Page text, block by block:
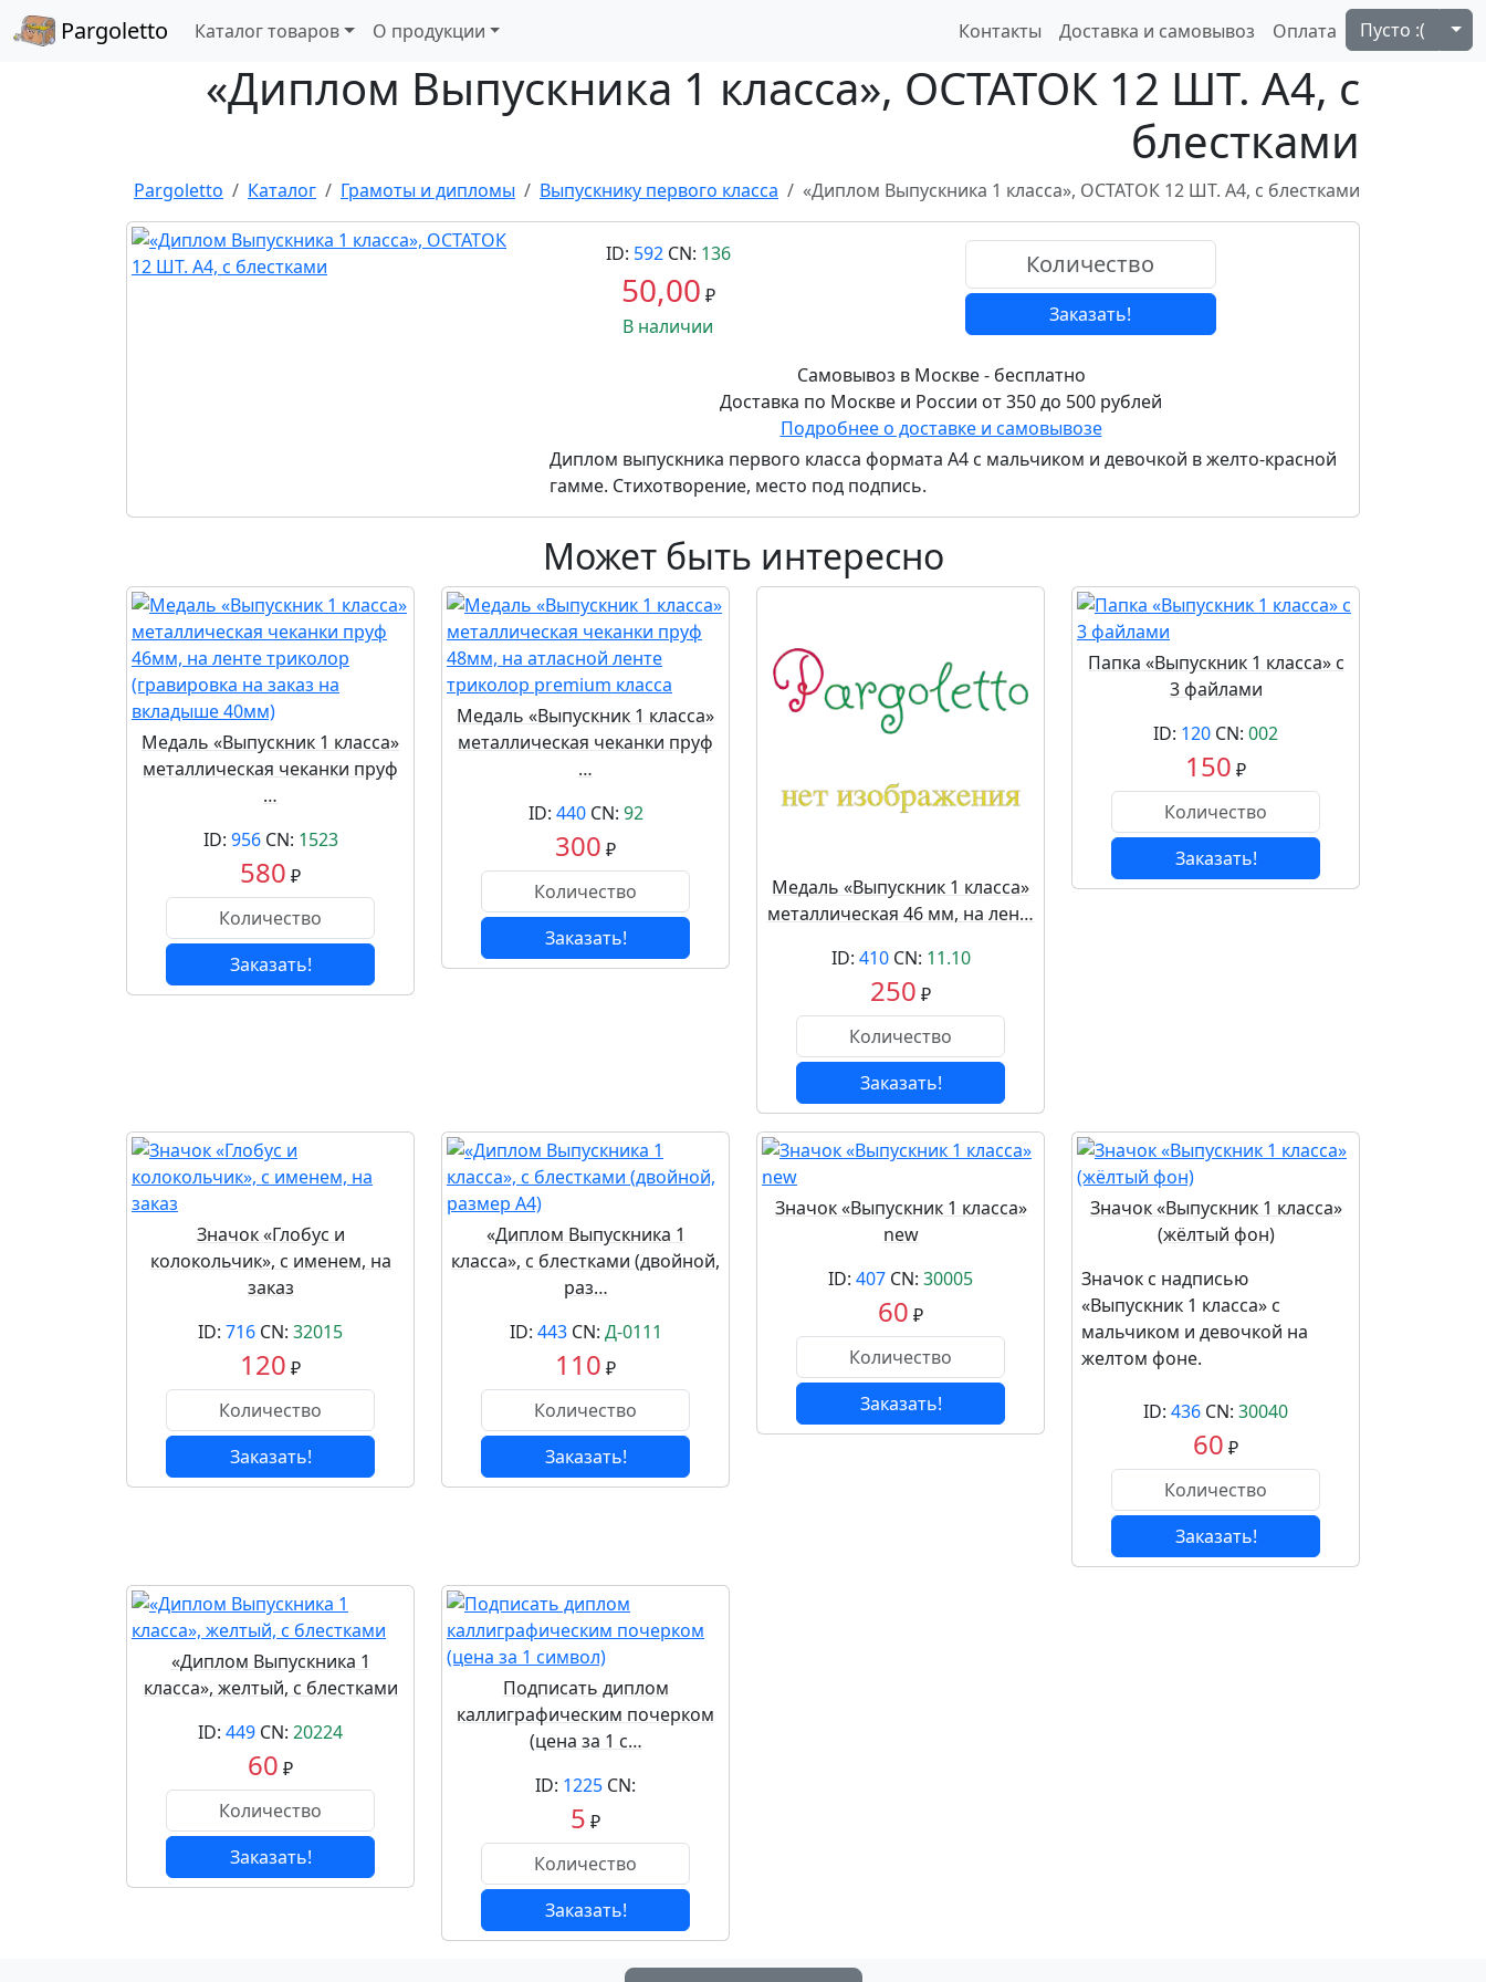
Pargoletto Каталог товаров О продукции Контакты Доставка и самовывоз Оплата Пусто :(
«Диплом Выпускника 1 класса», ОСТАТОК 12 ШТ. А4, с
блестками
Pargoletto Каталог Грамоты и дипломы Выпускнику первого класса «Диплом Выпускника 1 класса», ОСТАТОК 12 ШТ. А4, с блестками
ID: 592CN: 136
50,00 ₽
В наличии
Заказать!
Самовывоз в Москве - бесплатно
Доставка по Москве и России от 350 до 500 рублей
Подробнее о доставке и самовывозе
Диплом выпускника первого класса формата А4 с мальчиком и девочкой в желто-красной
гамме. Стихотворение, место под подпись.
Может быть интересно
Медаль «Выпускник 1 класса»
металлическая чеканки пруф
…
ID: 956CN: 1523
580 ₽
Заказать!
Медаль «Выпускник 1 класса»
металлическая чеканки пруф
…
ID: 440CN: 92
300 ₽
Заказать!
Медаль «Выпускник 1 класса»
металлическая 46 мм, на лен…
ID: 410CN: 11.10
250 ₽
Заказать!
Папка «Выпускник 1 класса» с
3 файлами
ID: 120 CN: 002
150 ₽
Заказать!
Значок «Глобус и
колокольчик», с именем, на
заказ
ID: 716 CN: 32015
120 ₽
Заказать!
«Диплом Выпускника 1
класса», с блестками (двойной,
раз…
ID: 443CN: Д-0111
110 ₽
Заказать!
Значок «Выпускник 1 класса»
new
ID: 407 CN: 30005
60 ₽
Заказать!
Значок «Выпускник 1 класса»
(жёлтый фон)
Значок с надписью
«Выпускник 1 класса» с
мальчиком и девочкой на
желтом фоне.
ID: 436 CN: 30040
60 ₽
Заказать!
«Диплом Выпускника 1
класса», желтый, с блестками
ID: 449 CN: 20224
60 ₽
Заказать!
Подписать диплом
каллиграфическим почерком
(цена за 1 с…
ID: 1225 CN:
5 ₽
Заказать!